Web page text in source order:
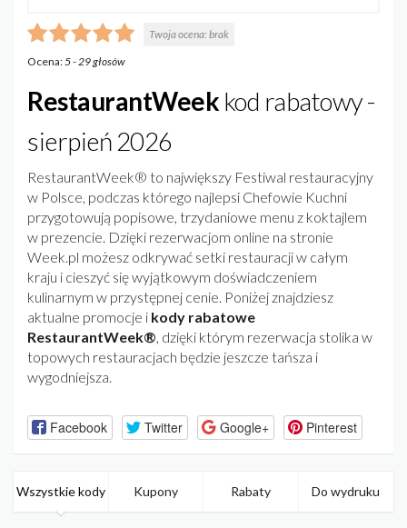
Twoja ocena:brak
Ocena:5-29głosów
RestaurantWeek kod rabatowy -
sierpień 2026
RestaurantWeek® to największy Festiwal restauracyjny
w Polsce, podczas którego najlepsi Chefowie Kuchni
przygotowują popisowe, trzydaniowe menu z koktajlem
w prezencie. Dzięki rezerwacjom online na stronie
Week.pl możesz odkrywać setki restauracji w całym
kraju i cieszyć się wyjątkowym doświadczeniem
kulinarnym w przystępnej cenie. Poniżej znajdziesz
aktualne promocje i kody rabatowe
RestaurantWeek®, dzięki którym rezerwacja stolika w
topowych restauracjach będzie jeszcze tańsza i
wygodniejsza.
Facebook Twitter Google+ Pinterest
Wszystkie kody Kupony Rabaty Do wydruku